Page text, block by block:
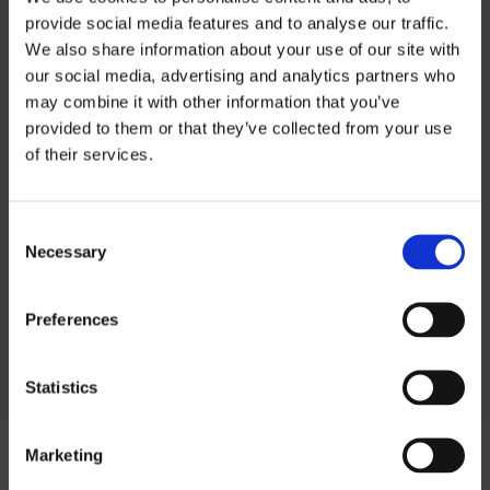
provide social media features and to analyse our traffic.
We also share information about your use of our site with
our social media, advertising and analytics partners who
may combine it with other information that you’ve
provided to them or that they’ve collected from your use
of their services.
Selection
Necessary
Preferences
Statistics
Marketing
INFORMATIONS SUR LE PRODUIT
INFORMATIONS TECHNIQUES
Informations sur
Si vous souhaitez télécharger nos listes
de prix, vous devez sélectionner la devise
prix. pour demander un mot de